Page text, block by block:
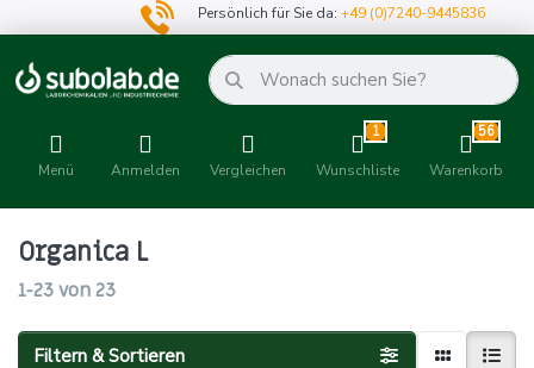
Persönlich für Sie da:+49 (0)7240-9445836
Menü Anmelden Vergleichen
1
Wunschliste
56
Warenkorb
Organica L
1-23von23
Filtern & Sortieren